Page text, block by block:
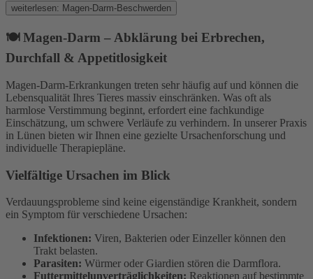
weiterlesen: Magen-Darm-Beschwerden
🍽️ Magen-Darm – Abklärung bei Erbrechen,
Durchfall & Appetitlosigkeit
Magen-Darm-Erkrankungen treten sehr häufig auf und können die
Lebensqualität Ihres Tieres massiv einschränken. Was oft als
harmlose Verstimmung beginnt, erfordert eine fachkundige
Einschätzung, um schwere Verläufe zu verhindern. In unserer Praxis
in Lünen bieten wir Ihnen eine gezielte Ursachenforschung und
individuelle Therapiepläne.
Vielfältige Ursachen im Blick
Verdauungsprobleme sind keine eigenständige Krankheit, sondern
ein Symptom für verschiedene Ursachen:
Infektionen: Viren, Bakterien oder Einzeller können den
Trakt belasten.
Parasiten: Würmer oder Giardien stören die Darmflora.
Futtermittelunverträglichkeiten: Reaktionen auf bestimmte